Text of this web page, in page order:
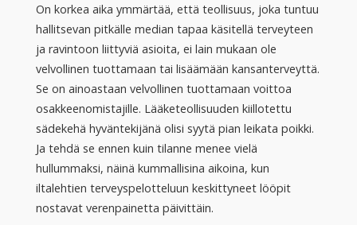
On korkea aika ymmärtää, että teollisuus, joka tuntuu
hallitsevan pitkälle median tapaa käsitellä terveyteen
ja ravintoon liittyviä asioita, ei lain mukaan ole
velvollinen tuottamaan tai lisäämään kansanterveyttä.
Se on ainoastaan velvollinen tuottamaan voittoa
osakkeenomistajille. Lääketeollisuuden kiillotettu
sädekehä hyväntekijänä olisi syytä pian leikata poikki.
Ja tehdä se ennen kuin tilanne menee vielä
hullummaksi, näinä kummallisina aikoina, kun
iltalehtien terveyspelotteluun keskittyneet lööpit
nostavat verenpainetta päivittäin.